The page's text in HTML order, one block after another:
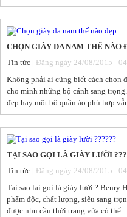
CHỌN GIÀY DA NAM THẾ NÀO
Tin tức | Đăng ngày 24/08/2015 -
Không phải ai cũng biết cách chọn
cho mình những bộ cánh sang
đẹp hay một bộ quần áo phù hợp
TẠI SAO GỌI LÀ GIÀY LƯỜI
Tin tức | Đăng ngày 24/08/2015 -
Tại sao lại gọi là giày lười ? Benry
phẩm độc, chất lượng, siêu sang
được nhu cầu thời trang vừa có thể...